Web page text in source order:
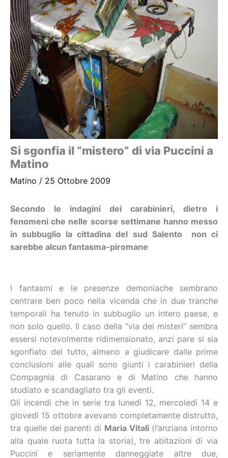
Si sgonfia il “mistero” di via Puccini a
Matino
Matino / 25 Ottobre 2009
Secondo le indagini dei carabinieri, dietro i
fenomeni che nelle scorse settimane hanno messo
in subbuglio la cittadina del sud Salento non ci
sarebbe alcun fantasma-piromane
I fantasmi e le presenze demoniache sembrano
centrare ben poco nella vicenda che in due tranche
temporali ha tenuto in subbuglio un intero paese, e
non solo quello. Il caso della “via dei misteri” sembra
essersi notevolmente ridimensionato, anzi pare si sia
sgonfiato del tutto, almeno a giudicare dalle prime
conclusioni alle quali sono giunti i carabinieri della
Compagnia di Casarano e di Matino che hanno
studiato e scandagliato tra gli eventi.
Gli incendi che in serie tra lunedì 12, mercoledì 14 e
giovedì 15 ottobre avevano completamente distrutto,
tra quelle dei parenti di Maria Vitali(l’anziana intorno
alla quale ruota tutta la storia), tre abitazioni di via
Puccini e seriamente danneggiate altre due,